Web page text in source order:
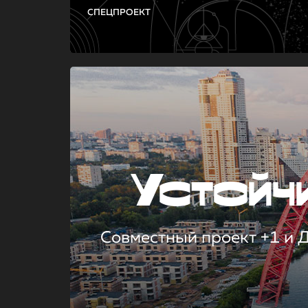
СПЕЦПРОЕКТ
Совместный проект +1 и